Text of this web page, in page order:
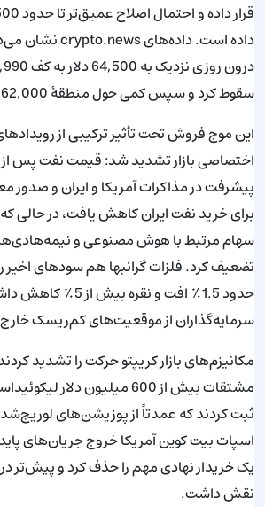
سقوط کرد و سپس کمی حول منطقهٔ 62,000 دلار تثبیت شد.
این موج فروش تحت تأثیر ترکیبی از
اختصاصی بازار تشدید شد: قیمت نفت پس از
برای خرید نفت ایران کاهش یافت، در حالی
سهام مرتبط با هوش مصنوعی و
تضعیف کرد. فلزات گرانبها هم سودهای اخیر
حدود 1.5٪ افت و نقره بیش از
سرمایه‌گذاران از موقعیت‌های کم‌ریسک
مکانیزم‌های بازار کریپتو حرکت را تشدید
اسپات بیت کوین آمریکا خروج جریان‌های
یک خریدار نهادی مهم را حذف کرد و
نقش داشت.